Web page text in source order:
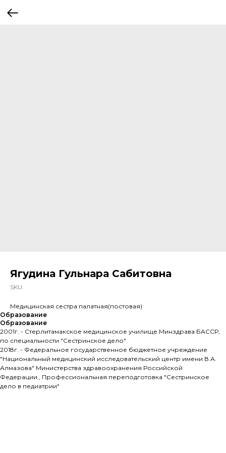
Ягудина Гульнара Сабитовна
SKU:
Медицинская сестра палатная(постовая)
Образование
Образование
2001г. - Стерлитамакское медицинское училище Минздрава БАССР,
по специальности "Сестринское дело"
2018г. - Федеральное государственное бюджетное учреждение
"Национальный медицинский исследовательский центр имени В.А.
Алмазова" Министерства здравоохранения Российской
Федерации., Профессиональная переподготовка "Сестринское
дело в педиатрии"